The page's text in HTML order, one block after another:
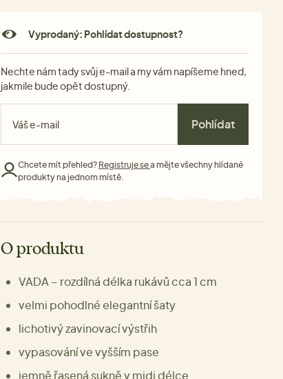
Vyprodaný: Pohlídat dostupnost?
Nechte nám tady svůj e-mail a my vám napíšeme hned,
jakmile bude opět dostupný.
Pohlídat
Chcete mít přehled? Registruje sea mějte všechny hlídané
produkty na jednom místě.
O produktu
VADA – rozdílná délka rukávů cca 1 cm
velmi pohodlné elegantní šaty
lichotivý zavinovací výstřih
vypasování ve vyšším pase
jemně řasená sukně v midi délce